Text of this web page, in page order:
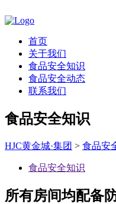
首页
关于我们
食品安全知识
食品安全动态
联系我们
食品安全知识
HJC黄金城·集团 > 食品安
食品安全知识
所有房间均配备